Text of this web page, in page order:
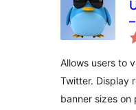
Allows users to
Twitter. Display
banner sizes